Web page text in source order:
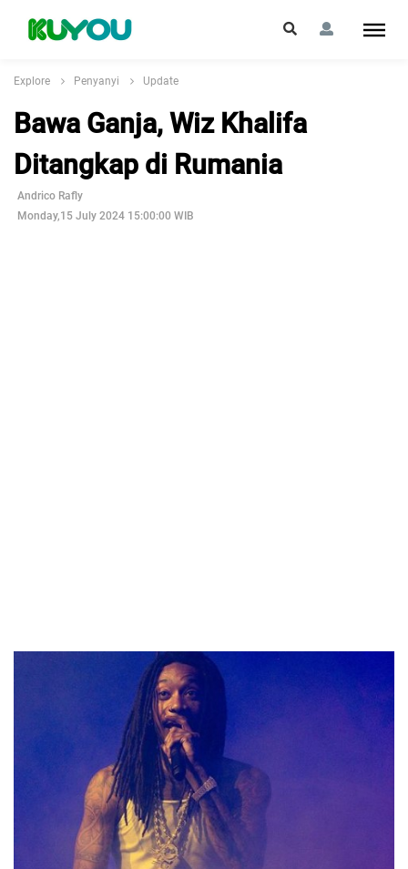
Explore Penyanyi Update
Bawa Ganja, Wiz Khalifa
Ditangkap di Rumania
Andrico Rafly
Monday,15 July 2024 15:00:00 WIB